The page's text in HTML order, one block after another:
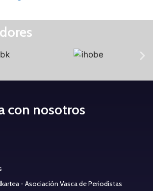
con nosotros
- Asociación Vasca de Periodistas